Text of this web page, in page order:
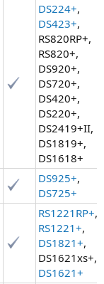
DS224+,
DS423+,
RS820RP+,
RS820+,
DS920+,
DS720+,
DS420+,
DS220+,
DS2419+II,
DS1819+,
DS1618+
DS925+,
DS725+
RS1221RP+,
RS1221+,
DS1821+,
DS1621xs+,
DS1621+